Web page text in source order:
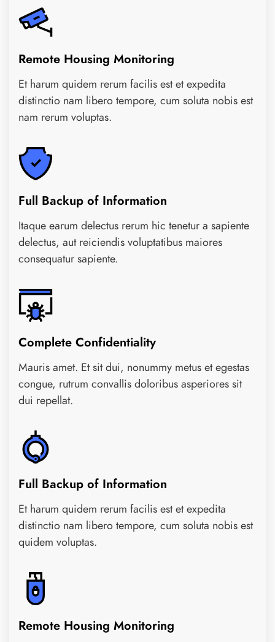
Remote Housing Monitoring
Et harum quidem rerum facilis est et expedita
distinctio nam libero tempore, cum soluta nobis est
nam rerum voluptas.
Full Backup of Information
Itaque earum delectus rerum hic tenetur a sapiente
delectus, aut reiciendis voluptatibus maiores
consequatur sapiente.
Complete Confidentiality
Mauris amet. Et sit dui, nonummy metus et egestas
congue, rutrum convallis doloribus asperiores sit
dui repellat.
Full Backup of Information
Et harum quidem rerum facilis est et expedita
distinctio nam libero tempore, cum soluta nobis est
quidem voluptas.
Remote Housing Monitoring